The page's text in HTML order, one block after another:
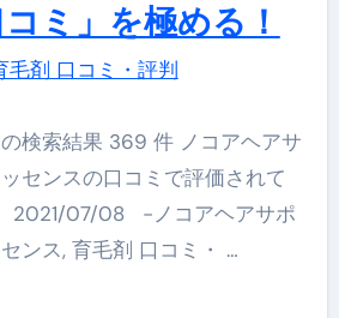
ミ」を極める！
毛剤 口コミ・評判
検索結果 369 件 ノコアヘアサ
センスの口コミで評価されて
2021/07/08 -ノコアヘアサポ
ンス, 育毛剤 口コミ・ …